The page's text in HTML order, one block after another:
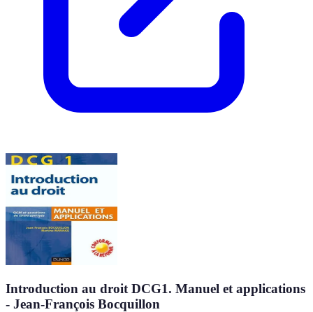
Introduction au droit DCG1. Manuel et applications
- Jean-François Bocquillon